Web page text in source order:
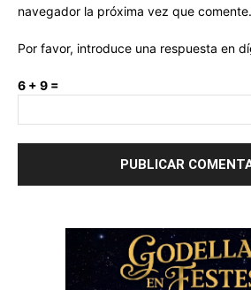
navegador la próxima vez que comente.
Por favor, introduce una respuesta en
6 + 9 =